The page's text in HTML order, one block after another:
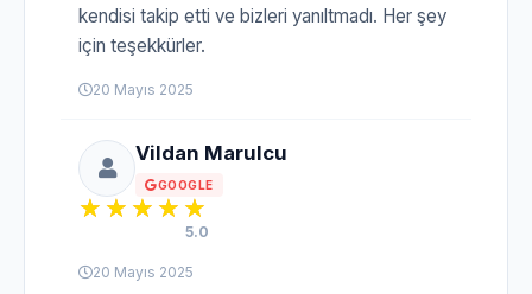
kendisi takip etti ve bizleri yanıltmadı. Her şey
için teşekkürler.
20 Mayıs 2025
Vildan Marulcu
GOOGLE
5.0
20 Mayıs 2025